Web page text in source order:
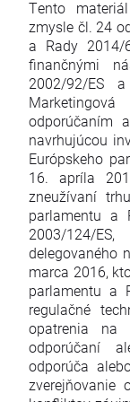
Tento
zmysle čl. 24
a Rady
finančnými
2002/92/ES
odporúčaním
navrhujúcou
Európskeho
16. apríla
zneužívaní
parlamentu a
2003/124/
delegovaného
marca 2016,
parlamentu a
regulačné
opatrenia na
odporúčaní
odporúča
zverejňovanie